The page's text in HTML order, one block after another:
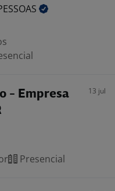
- Empresa
13 jul
Presencial